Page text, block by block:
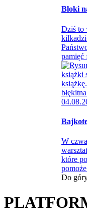
Bloki
Dziś to
pamięć
W
które
Do